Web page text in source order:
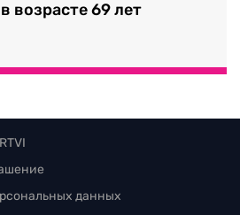
возрасте 69 лет
данных